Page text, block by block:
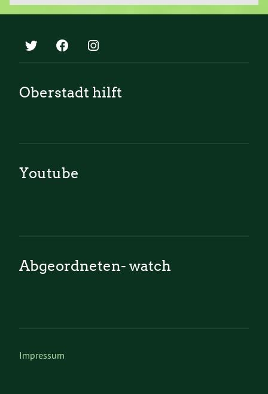
Oberstadt hilft
Youtube
Abgeordneten- watch
Impressum